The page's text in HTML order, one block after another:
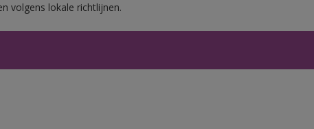
volgens lokale richtlijnen.